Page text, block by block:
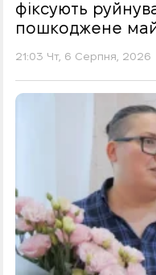
фіксують
пошкоджене
21:03 Чт, 6 Серпня, 2026